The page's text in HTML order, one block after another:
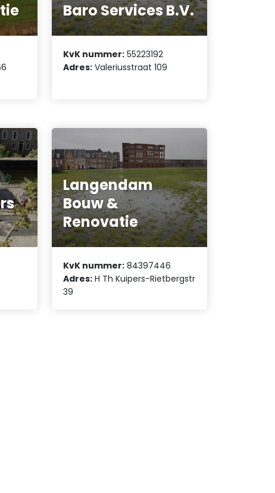
Baro Services B.V.
KvK nummer: 55223192
Adres: Valeriusstraat 109
Langendam
Bouw &
Renovatie
KvK nummer: 84397446
Adres: H Th Kuipers-Rietbergstr
39